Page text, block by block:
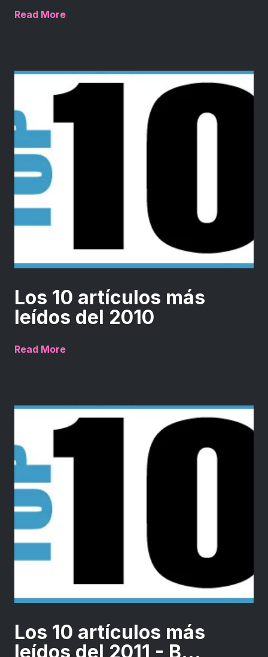
Read More
Los 10 artículos más
leídos del 2010
Read More
Los 10 artículos más
leídos del 2011 - B...